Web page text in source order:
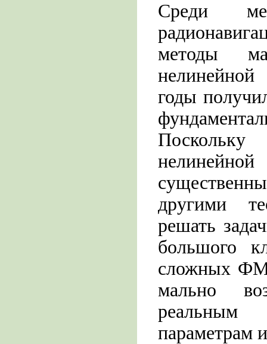
Среди
методы
нелинейной
годы
Поскольку
другими
решать
большого
сложных ФМ
мально
реальным
параметрам